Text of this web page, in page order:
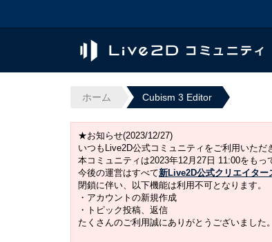
ホーム Cubism 3 Editor
★お知らせ(2023/12/27)
いつもLive2D公式コミュニティをご利用いただ
本コミュニティは2023年12月27日 11:00をもっ
今後の運営はすべて新Live2D公式クリエイター
閉鎖に伴い、以下機能は利用不可となります。
・アカウントの新規作成
・トピック投稿、返信
たくさんのご利用誠にありがとうございました。